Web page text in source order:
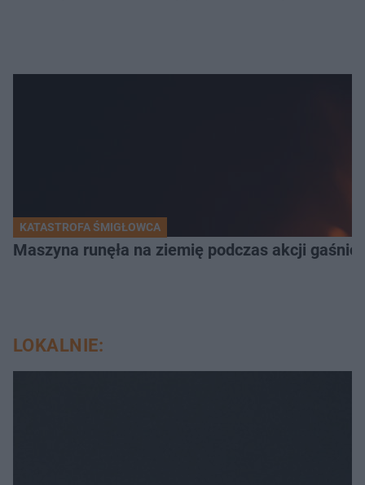
KATASTROFA ŚMIGŁOWCA
Maszyna runęła na ziemię podczas akcji
LOKALNIE: